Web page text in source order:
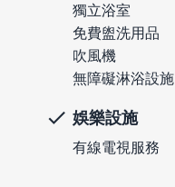
獨立浴室
免費盥洗用品
吹風機
無障礙淋浴設施
娛樂設施
有線電視服務